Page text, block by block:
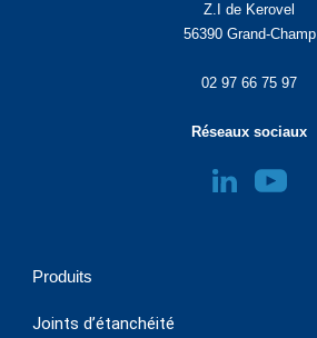
Z.I de Kerovel
56390 Grand-Champ
02 97 66 75 97
Réseaux sociaux
Produits
Joints d’étanchéité